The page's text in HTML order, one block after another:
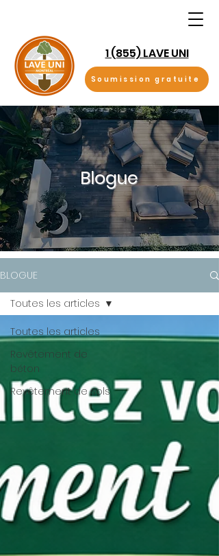
Soumission gratuite
1 (855) LAVE UNI
Blogue
BLOGUE
Toutes les articles
Revêtement de
béton
Revêtement de sols
Toutes les articles